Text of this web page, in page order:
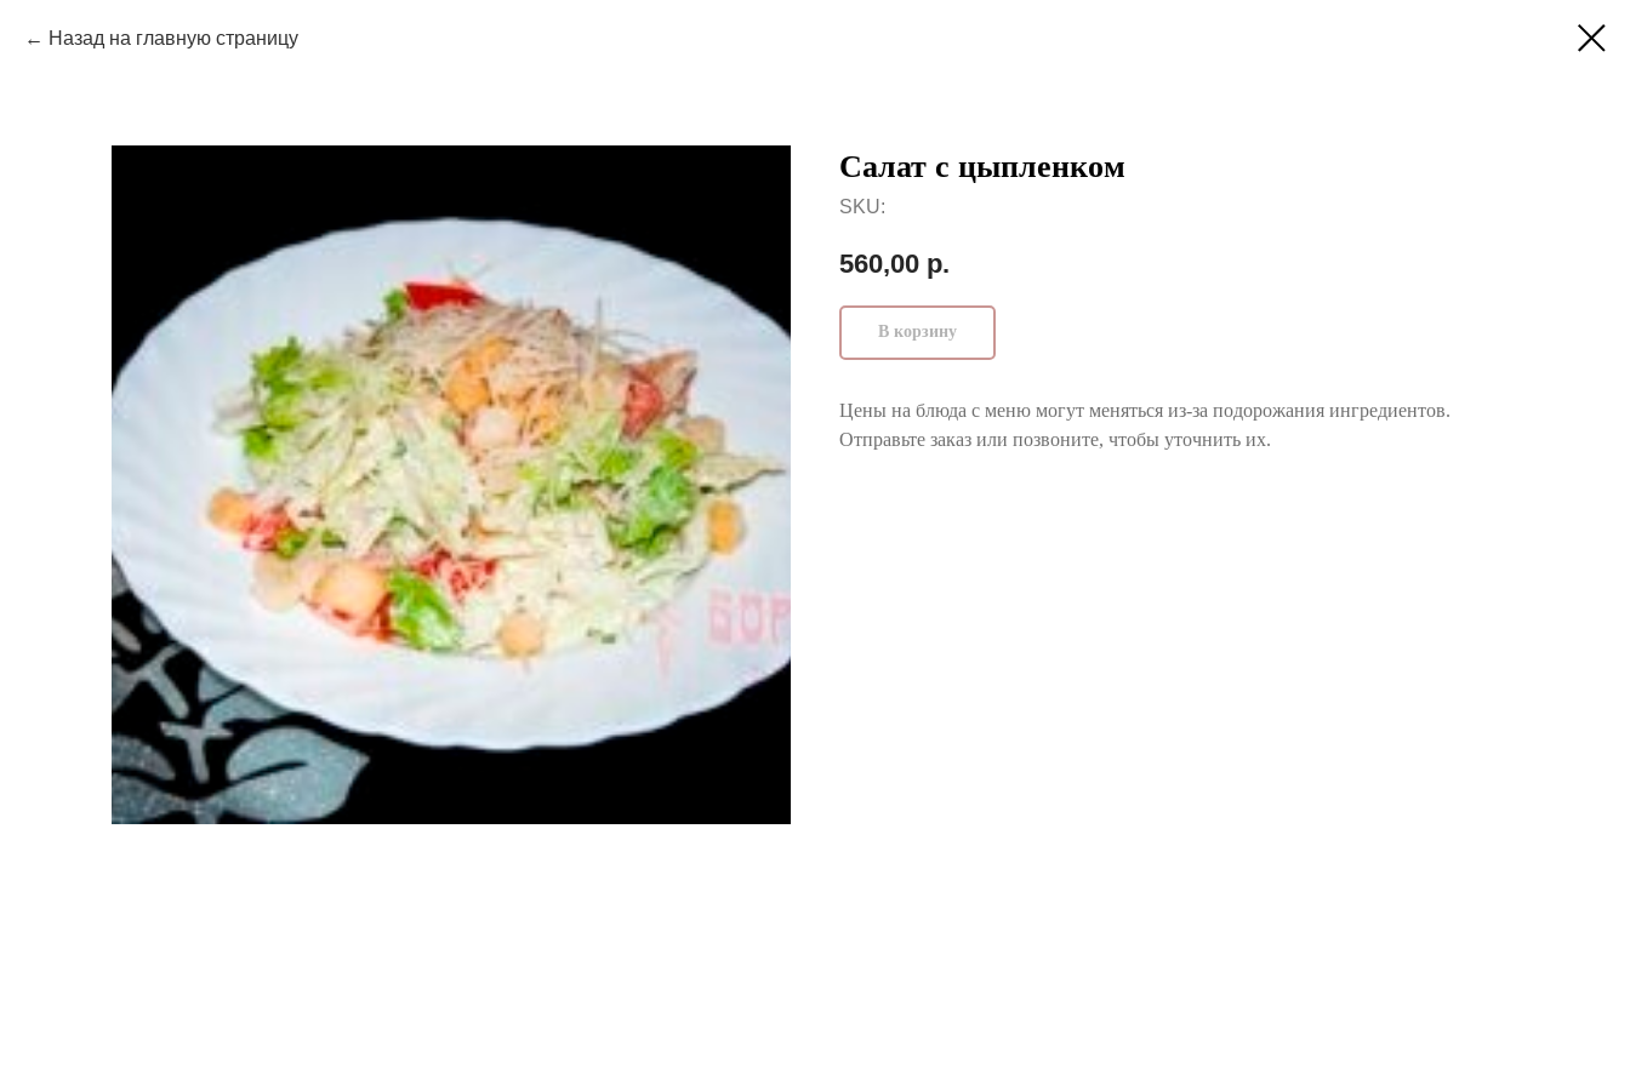
Назад на главную страницу
Салат с цыпленком
SKU:
560,00 р.
В корзину
Цены на блюда с меню могут меняться из-за подорожания ингредиентов.
Отправьте заказ или позвоните, чтобы уточнить их.